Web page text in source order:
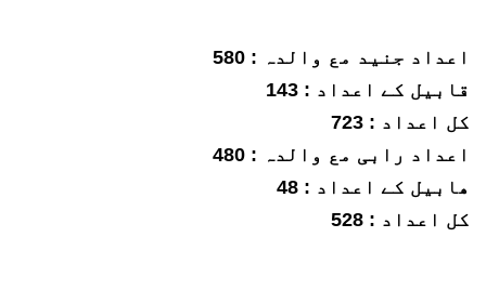
اعداد جنید مع والدہ : 580
قابیل کے اعداد : 143
کل اعداد : 723
اعداد رابی مع والدہ : 480
ھابیل کے اعداد : 48
کل اعداد : 528